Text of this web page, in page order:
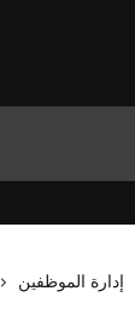
إدارة الموظفين